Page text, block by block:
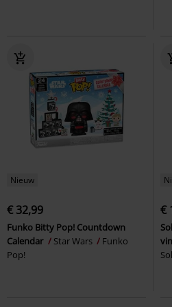
Nieuw
€ 32,99
Funko Bitty Pop! Countdown
Calendar
Star Wars
Funko
Pop!
€